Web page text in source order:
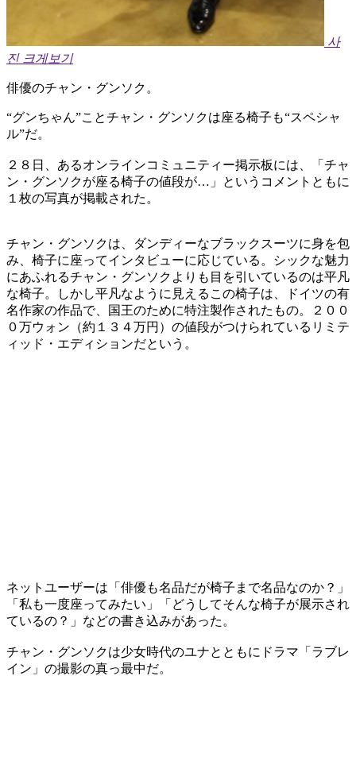
사
진 크게보기
俳優のチャン・グンソク。
“グンちゃん”ことチャン・グンソクは座る椅子も“スペシャ
ル”だ。
２８日、あるオンラインコミュニティー掲示板には、「チャ
ン・グンソクが座る椅子の値段が…」というコメントともに
１枚の写真が掲載された。
チャン・グンソクは、ダンディーなブラックスーツに身を包
み、椅子に座ってインタビューに応じている。シックな魅力
にあふれるチャン・グンソクよりも目を引いているのは平凡
な椅子。しかし平凡なように見えるこの椅子は、ドイツの有
名作家の作品で、国王のために特注製作されたもの。２００
０万ウォン（約１３４万円）の値段がつけられているリミテ
ィッド・エディションだという。
ネットユーザーは「俳優も名品だが椅子まで名品なのか？」
「私も一度座ってみたい」「どうしてそんな椅子が展示され
ているの？」などの書き込みがあった。
チャン・グンソクは少女時代のユナとともにドラマ「ラブレ
イン」の撮影の真っ最中だ。